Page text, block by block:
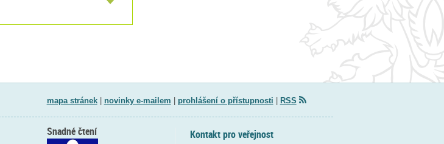
mapa stránek| novinky e-mailem prohlášení o přístupnosti RSS
Kontakt pro veřejnost
Snadné čtení